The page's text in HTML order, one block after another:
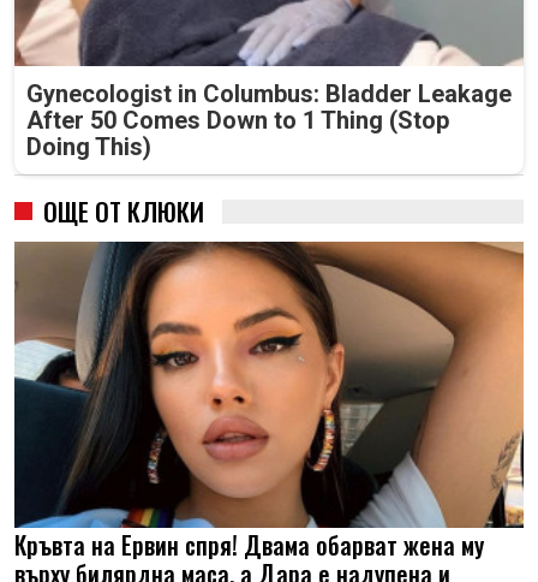
Gynecologist in Columbus: Bladder Leakage
After 50 Comes Down to 1 Thing (Stop
Doing This)
ОЩЕ ОТ КЛЮКИ
Кръвта на Ервин спря! Двама обарват жена му
върху билярдна маса, а Дара е надупена и